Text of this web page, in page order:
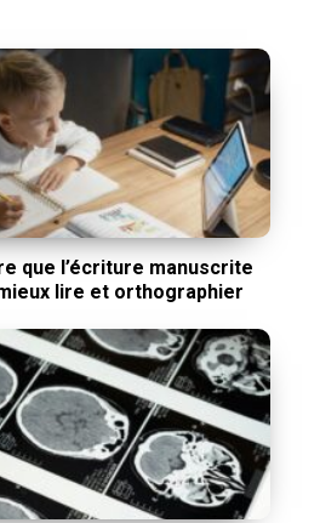
que l’écriture manuscrite
lire et orthographier